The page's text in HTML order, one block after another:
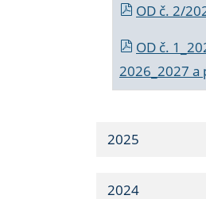
OD č. 2/
OD č.
2026_2027
2025
2024